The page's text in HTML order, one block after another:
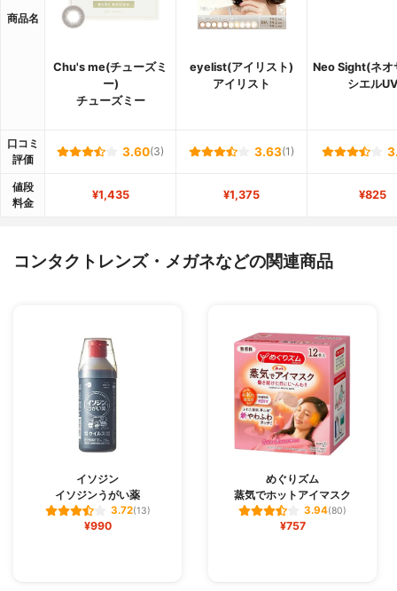
商品名
Chu's me(チューズミ
ー)
チューズミー
eyelist(アイリスト)
アイリスト
Neo Sight(ネオ
シエル
口コミ
評価
3.60(3) 3.63(1)
値段
料金
¥1,435 ¥1,375 ¥825
コンタクトレンズ・メガネなどの関連商品
イソジン
イソジンうがい薬
3.72(13)
¥990
めぐりズム
蒸気でホットアイマスク
3.94(80)
¥757